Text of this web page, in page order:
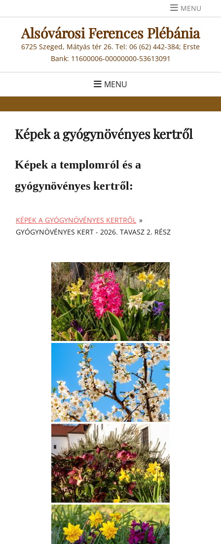
to
content
MENU
Alsóvárosi Ferences Plébánia
6725 Szeged, Mátyás tér 26. Tel: 06 (62) 442-384; Erste
Bank: 11600006-00000000-53613091
MENU
Képek a gyógynövényes kertről
Képek a templomról és a
gyógynövényes kertről:
KÉPEK A GYÓGYNÖVÉNYES KERTRŐL »
GYÓGYNÖVÉNYES KERT - 2026. TAVASZ 2. RÉSZ